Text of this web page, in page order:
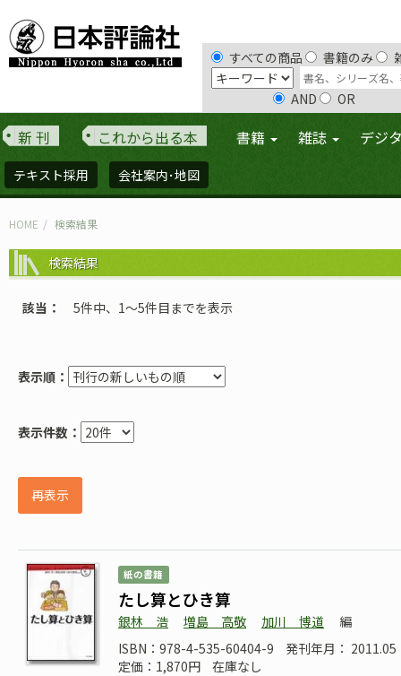
すべての商品 書籍のみ
AND OR
新 刊 これから出る本 書籍 雑誌 デジ
テキスト採用 会社案内･地図
HOME 検索結果
検索結果
該当 5件中、1〜5件目までを表示
表示順：
表示件数：
再表示
紙の書籍
たし算とひき算
銀林 浩 増島 高敬 加川 博道
編
ISBN：978-4-535-60404-9
発刊年月： 2011.05
定価：1,870円
在庫なし